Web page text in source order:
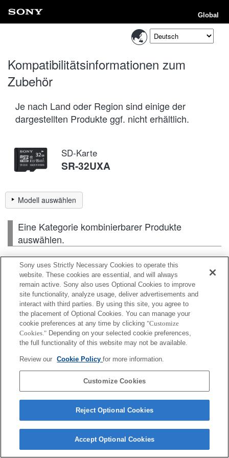
Global
Kompatibilitätsinformationen zum
Zubehör
Je nach Land oder Region sind einige der
dargestellten Produkte ggf. nicht erhältlich.
SD-Karte
SR-32UXA
Modell auswählen
Eine Kategorie kombinierbarer Produkte
auswählen.
Gehäuse
Je nach Land oder Region sind einige der
dargestellten Produkte ggf. nicht erhältlich.
Terms of Use Contact Us Cookie Policy
Sony uses Strictly Necessary Cookies to operate this
website. These cookies are essential, and will always
remain active. Sony also uses Optional Cookies to improve
site functionality, analyze usage, deliver advertisements and
interact with third parties. By using this site, you agree to
the placement of Optional Cookies. You can manage your
cookie preferences at any time by clicking "Customize
Cookies." Depending on your selected cookie preferences,
the full functionality of this website may not be available.
Review our Cookie Policyfor more information.
Customize Cookies
Reject Optional Cookies
Accept Optional Cookies